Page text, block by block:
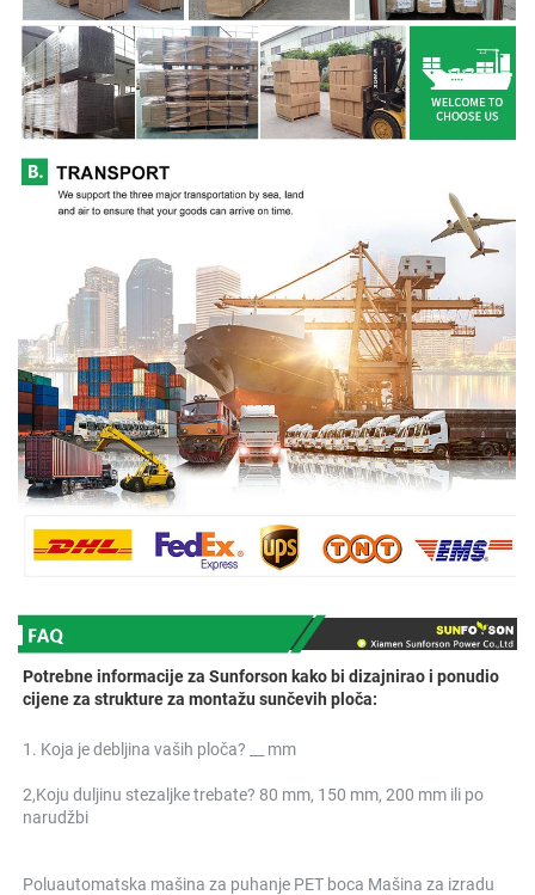
Potrebne informacije za Sunforson kako bi dizajnirao i ponudio
cijene za strukture za montažu sunčevih ploča:
1. Koja je debljina vaših ploča? __ mm
2,Koju duljinu stezaljke trebate? 80 mm, 150 mm, 200 mm ili po
narudžbi
Poluautomatska mašina za puhanje PET boca Mašina za izradu